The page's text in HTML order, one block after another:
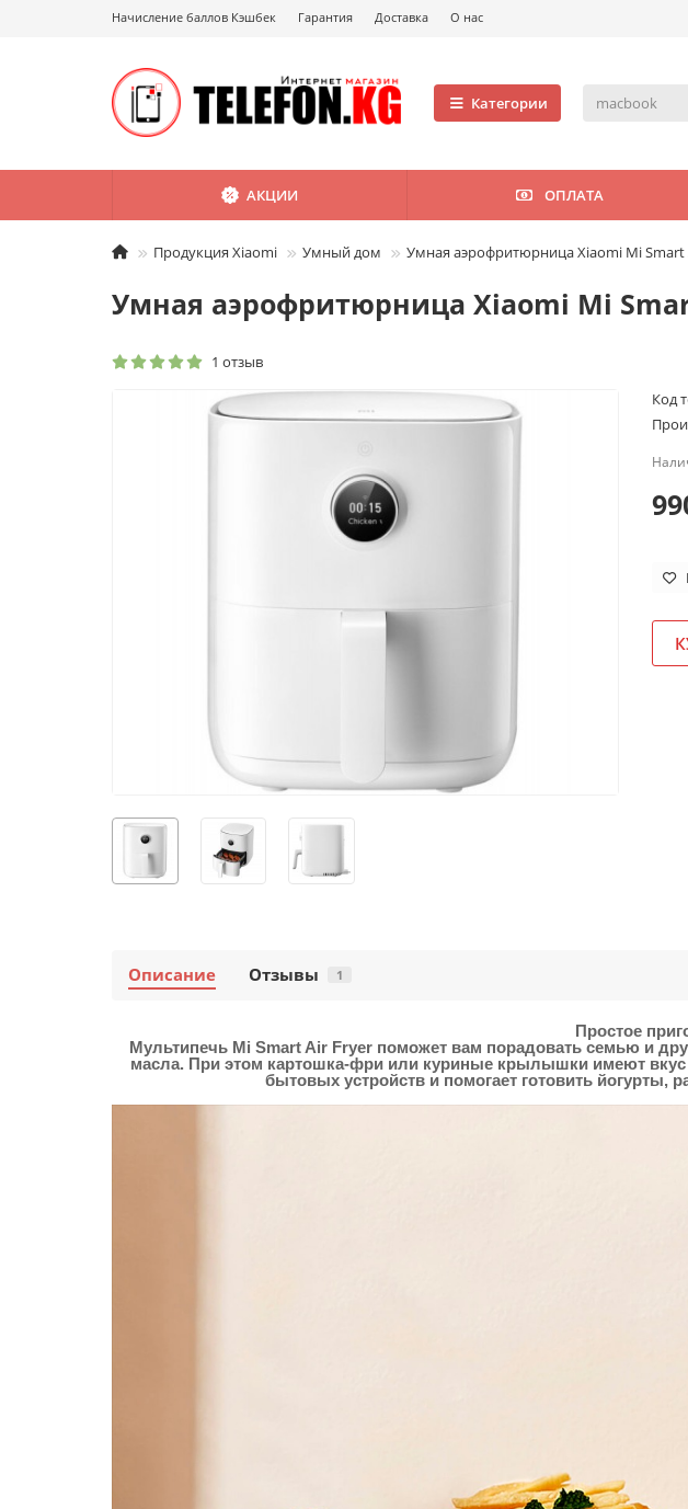
Начисление баллов Кэшбек Гарантия Доставка О нас
Категории
АКЦИИ ОПЛАТА
Продукция Xiaomi Умный дом Умная аэрофритюрница Xiaomi Mi Smart
Умная аэрофритюрница Xiaomi Mi
1 отзыв
Код
Описание Отзывы 1
Простое
Мультипечь Mi Smart Air Fryer поможет вам порадовать семью и
масла. При этом картошка-фри или куриные крылышки имеют
бытовых устройств и помогает готовить